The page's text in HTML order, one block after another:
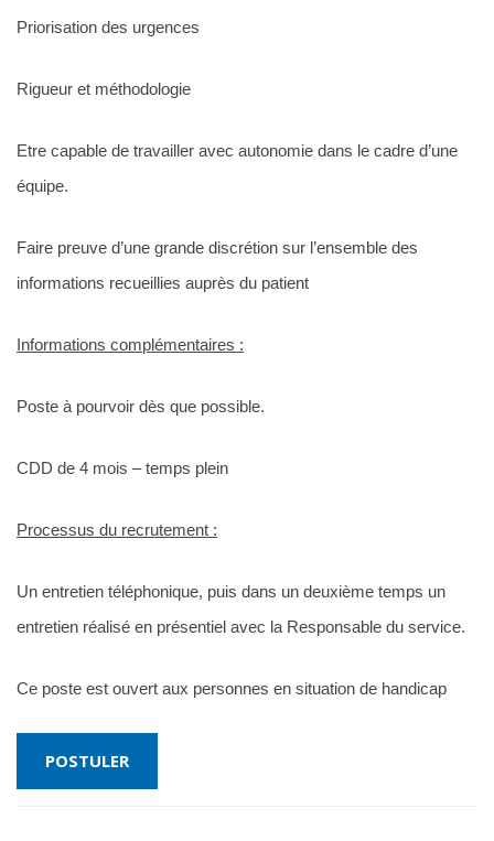
Priorisation des urgences
Rigueur et méthodologie
Etre capable de travailler avec autonomie dans le cadre d’une
équipe.
Faire preuve d’une grande discrétion sur l’ensemble des
informations recueillies auprès du patient
Informations complémentaires :
Poste à pourvoir dès que possible.
CDD de 4 mois – temps plein
Processus du recrutement :
Un entretien téléphonique, puis dans un deuxième temps un
entretien réalisé en présentiel avec la Responsable du service.
Ce poste est ouvert aux personnes en situation de handicap